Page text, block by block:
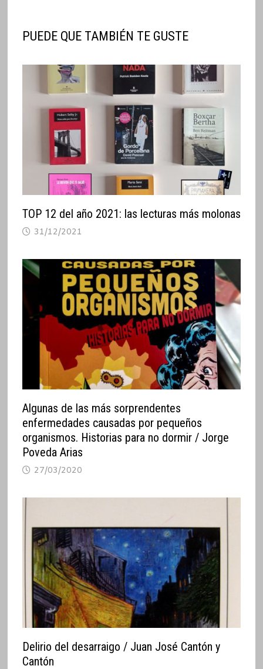
PUEDE QUE TAMBIÉN TE GUSTE
TOP 12 del año 2021: las lecturas más molonas
31/12/2021
Algunas de las más sorprendentes
enfermedades causadas por pequeños
organismos. Historias para no dormir / Jorge
Poveda Arias
27/03/2020
Delirio del desarraigo / Juan José Cantón y
Cantón